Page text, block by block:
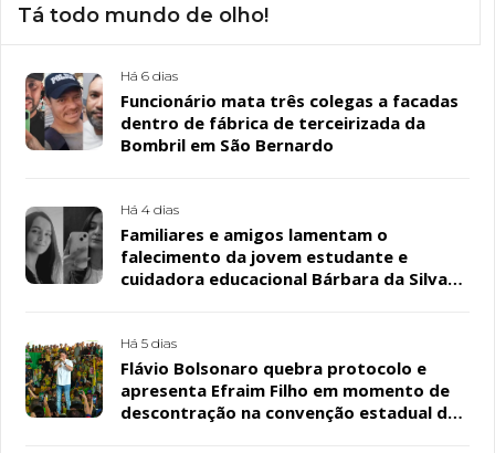
Tá todo mundo de olho!
Há 6 dias
Funcionário mata três colegas a facadas
dentro de fábrica de terceirizada da
Bombril em São Bernardo
Há 4 dias
Familiares e amigos lamentam o
falecimento da jovem estudante e
cuidadora educacional Bárbara da Silva
Há 5 dias
Flávio Bolsonaro quebra protocolo e
apresenta Efraim Filho em momento de
descontração na convenção estadual do